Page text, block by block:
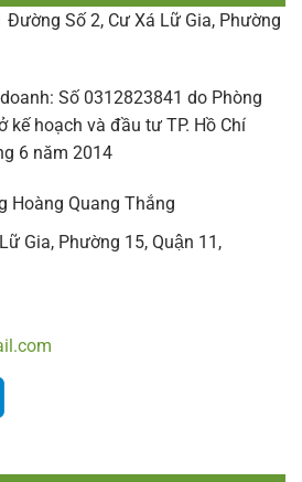
Số 2, Cư Xá Lữ Gia, Phường
Số 0312823841 do Phòng
kế hoạch và đầu tư TP. Hồ Chí
6 năm 2014
Hoàng Quang Thắng
Gia, Phường 15, Quận 11,